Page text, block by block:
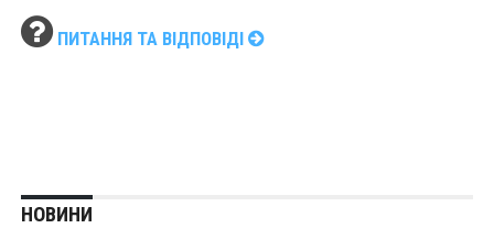
ПИТАННЯ ТА ВІДПОВІДІ
НОВИНИ